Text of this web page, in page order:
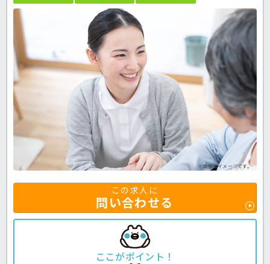
※画像はイメージです。
この求人に
問い合わせる
ここがポイント！